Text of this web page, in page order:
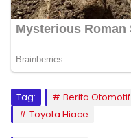
Tag: Berita Otomotif
Toyota Hiace